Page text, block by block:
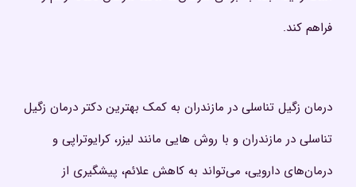
فراهم کند.
درمان زگیل تناسلی در مازندران به ‌کمک بهترین دکتر درمان زگیل
تناسلی در مازندران و با روش‌ هایی مانند لیزر، کرایوتراپی و
درمان‌های دارویی، می‌تواند به کاهش علائم، پیشگیری از